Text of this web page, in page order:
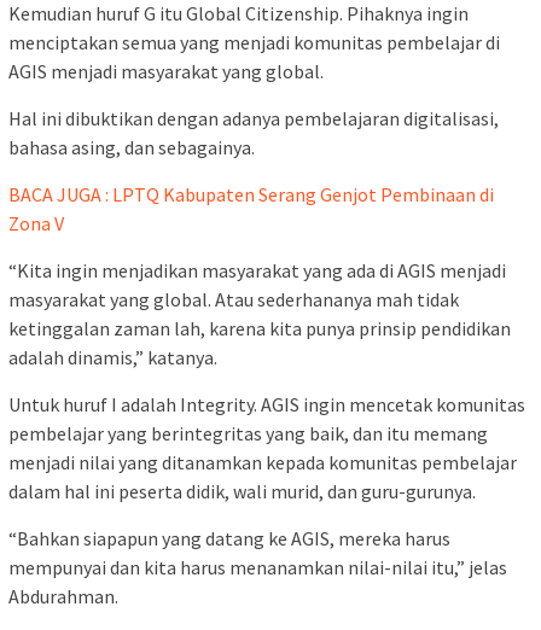
Kemudian huruf G itu Global Citizenship. Pihaknya ingin
menciptakan semua yang menjadi komunitas pembelajar di
AGIS menjadi masyarakat yang global.
Hal ini dibuktikan dengan adanya pembelajaran digitalisasi,
bahasa asing, dan sebagainya.
BACA JUGA : LPTQ Kabupaten Serang Genjot Pembinaan di
Zona V
“Kita ingin menjadikan masyarakat yang ada di AGIS menjadi
masyarakat yang global. Atau sederhananya mah tidak
ketinggalan zaman lah, karena kita punya prinsip pendidikan
adalah dinamis,” katanya.
Untuk huruf I adalah Integrity. AGIS ingin mencetak komunitas
pembelajar yang berintegritas yang baik, dan itu memang
menjadi nilai yang ditanamkan kepada komunitas pembelajar
dalam hal ini peserta didik, wali murid, dan guru-gurunya.
“Bahkan siapapun yang datang ke AGIS, mereka harus
mempunyai dan kita harus menanamkan nilai-nilai itu,” jelas
Abdurahman.